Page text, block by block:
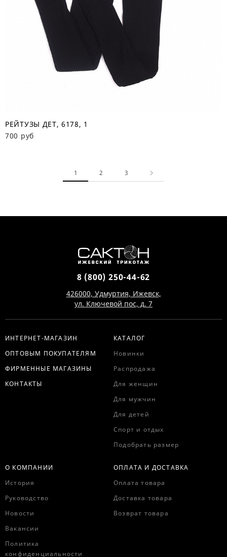
РЕЙТУЗЫ ДЕТ, 6178, 1
700 руб
1 2 3
8 (800) 250-44-62
426000, Удмуртия, Ижевск,
ул. Ключевой пос, д. 7
ИНТЕРНЕТ-МАГАЗИН
ОПТОВЫМ ПОКУПАТЕЛЯМ
ФИРМЕННЫЕ МАГАЗИНЫ
КОНТАКТЫ
КАТАЛОГ
Новинки
Распродажа
Для женщин
Для мужчин
Для детей
Спорт и отдых
Подобрать размер
О КОМПАНИИ
История
Руководство
Новости
Вакансии
Политика
конфиденциальности
ОПЛАТА И ДОСТАВКА
Оплата товара
Доставка товара
Возврат товара